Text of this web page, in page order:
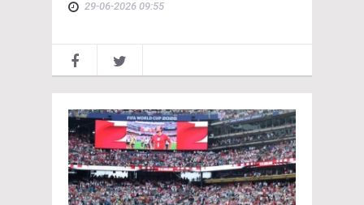
29-06-2026 09:55